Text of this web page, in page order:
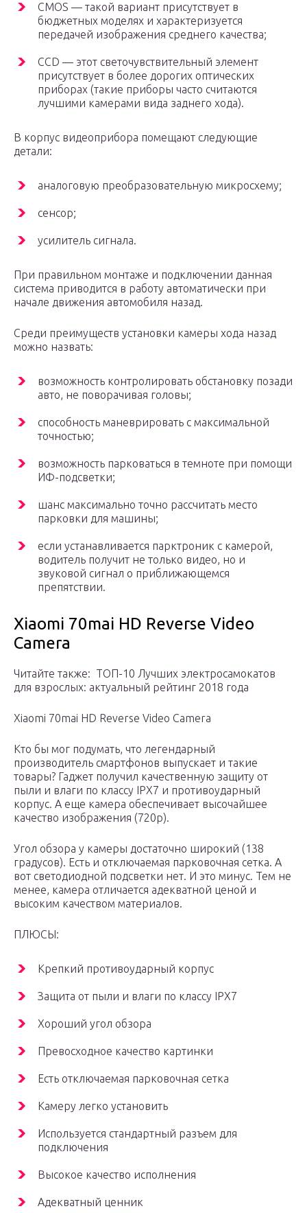
CMOS — такой вариант присутствует в
бюджетных моделях и характеризуется
передачей изображения среднего качества;
ССD — этот светочувствительный элемент
присутствует в более дорогих оптических
приборах (такие приборы часто считаются
лучшими камерами вида заднего хода).
В корпус видеоприбора помещают следующие
детали:
аналоговую преобразовательную микросхему;
сенсор;
усилитель сигнала.
При правильном монтаже и подключении данная
система приводится в работу автоматически при
начале движения автомобиля назад.
Среди преимуществ установки камеры хода назад
можно назвать:
возможность контролировать обстановку позади
авто, не поворачивая головы;
способность маневрировать с максимальной
точностью;
возможность парковаться в темноте при помощи
ИФ-подсветки;
шанс максимально точно рассчитать место
парковки для машины;
если устанавливается парктроник с камерой,
водитель получит не только видео, но и
звуковой сигнал о приближающемся
препятствии.
Xiaomi 70mai HD Reverse Video
Camera
Читайте также: ТОП-10 Лучших электросамокатов
для взрослых: актуальный рейтинг 2018 года
Xiaomi 70mai HD Reverse Video Camera
Кто бы мог подумать, что легендарный
производитель смартфонов выпускает и такие
товары? Гаджет получил качественную защиту от
пыли и влаги по классу IPX7 и противоударный
корпус. А еще камера обеспечивает высочайшее
качество изображения (720p).
Угол обзора у камеры достаточно широкий (138
градусов). Есть и отключаемая парковочная сетка. А
вот светодиодной подсветки нет. И это минус. Тем не
менее, камера отличается адекватной ценой и
высоким качеством материалов.
ПЛЮСЫ:
Крепкий противоударный корпус
Защита от пыли и влаги по классу IPX7
Хороший угол обзора
Превосходное качество картинки
Есть отключаемая парковочная сетка
Камеру легко установить
Используется стандартный разъем для
подключения
Высокое качество исполнения
Адекватный ценник